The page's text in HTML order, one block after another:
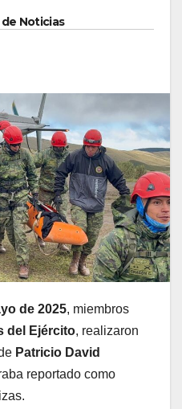
Noticias
de 2025, miembros
del Ejército, realizaron
Patricio David
reportado como